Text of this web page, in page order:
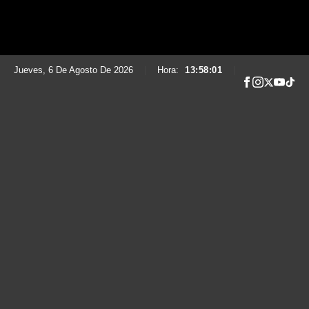
Jueves, 6 De Agosto De 2026 Hora: 13:58:02